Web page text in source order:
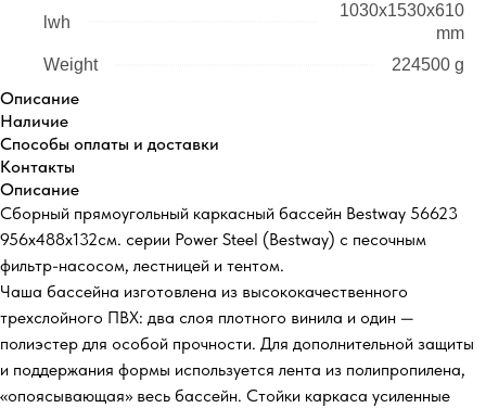
lwh
1030x1530x610
mm
Weight
224500 g
Описание
Наличие
Способы оплаты и доставки
Контакты
Описание
Сборный прямоугольный каркасный бассейн Bestway 56623
956х488х132см. серии Power Steel (Bestway) с песочным
фильтр-насосом, лестницей и тентом.
Чаша бассейна изготовлена из высококачественного
трехслойного ПВХ: два слоя плотного винила и один —
полиэстер для особой прочности. Для дополнительной защиты
и поддержания формы используется лента из полипропилена,
«опоясывающая» весь бассейн. Стойки каркаса усиленные